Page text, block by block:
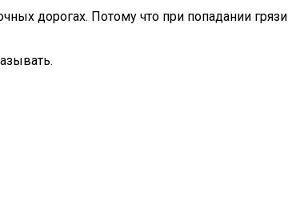
дорогах. Потому что при попадании грязи